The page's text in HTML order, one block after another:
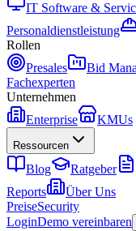
IT Software &
Personaldienstleistung
Rollen
Presales
Bid
Fachexperten
Unternehmen
Enterprise
KMUs
Ressourcen
Blog Ratgeber
Reports
Über Uns
PreiseSecurity
LoginDemo vereinbaren